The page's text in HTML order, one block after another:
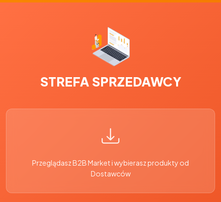
STREFA SPRZEDAWCY
Przeglądasz B2B Market i wybierasz produkty od
Dostawców